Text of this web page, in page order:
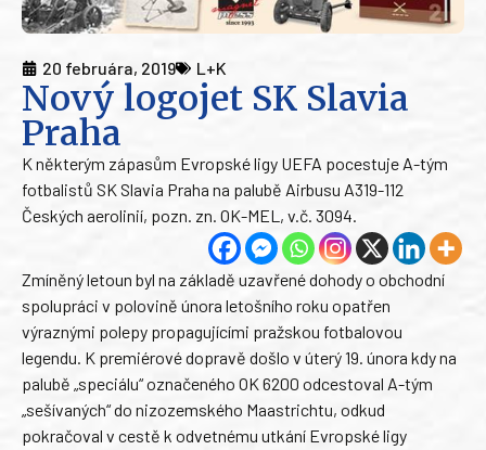
20 februára, 2019 L+K
Nový logojet SK Slavia
Praha
K některým zápasům Evropské ligy UEFA pocestuje A-tým
fotbalistů SK Slavia Praha na palubě Airbusu A319-112
Českých aerolinií, pozn. zn. OK-MEL, v.č. 3094.
Zmíněný letoun byl na základě uzavřené dohody o obchodní
spolupráci v polovině února letošního roku opatřen
výraznými polepy propagujícími pražskou fotbalovou
legendu. K premiérové dopravě došlo v úterý 19. února kdy na
palubě „speciálu“ označeného OK 6200 odcestoval A-tým
„sešívaných“ do nizozemského Maastrichtu, odkud
pokračoval v cestě k odvetnému utkání Evropské ligy